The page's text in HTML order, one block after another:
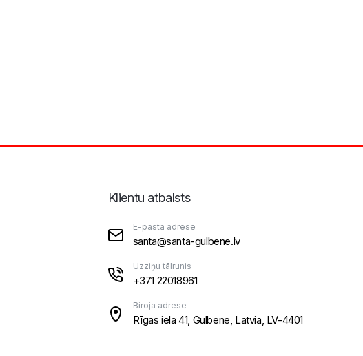
Klientu atbalsts
E-pasta adrese
santa@santa-gulbene.lv
Uzziņu tālrunis
+371 22018961
Biroja adrese
Rīgas iela 41, Gulbene, Latvia, LV-4401